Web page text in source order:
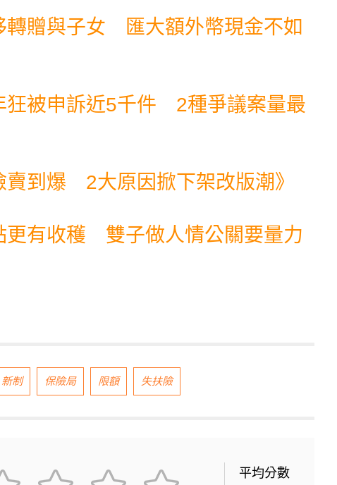
轉贈與子女 匯大額外幣現金不如
狂被申訴近5千件 2種爭議案量最
賣到爆 2大原因掀下架改版潮》
更有收穫 雙子做人情公關要量力
新制 保險局 限額 失扶險
平均分數